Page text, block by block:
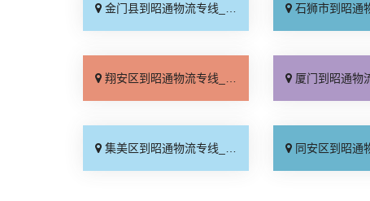
金门县到昭通物流专线_物流拼车「准时到货」 石狮市到昭通物流专线_准时
翔安区到昭通物流专线_市县派送「直达到站」 厦门到昭通物流专线_合理
集美区到昭通物流专线_合理收费「专业可靠」 同安区到昭通物流专线_定点